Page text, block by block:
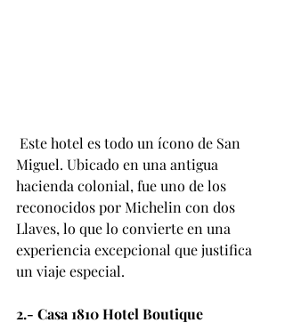
Miguel. Ubicado en una antigua
hacienda colonial, fue uno de los
reconocidos por Michelin con dos
Llaves, lo que lo convierte en una
experiencia excepcional que justifica
un viaje especial.
2.- Casa 1810 Hotel Boutique